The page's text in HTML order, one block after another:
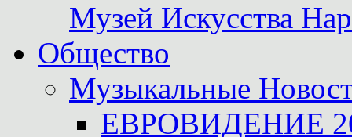
Музей Искусства
Общество
Музыкальные
ЕВРОВИДЕНИЕ